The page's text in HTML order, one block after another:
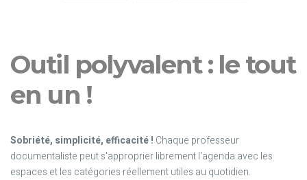
Outil polyvalent : le tout
en un !
Sobriété, simplicité, efficacité ! Chaque professeur
documentaliste peut s'approprier librement l'agenda avec les
espaces et les catégories réellement utiles au quotidien.